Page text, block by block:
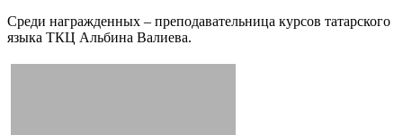
Среди награжденных – преподавательница курсов татарского
языка ТКЦ Альбина Валиева.